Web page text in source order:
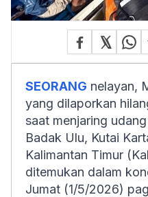
SEORANG nelayan,
yang dilaporkan
saat menjaring
Badak Ulu, Kutai
Kalimantan Timur
ditemukan dalam
Jumat (1/5/2026)